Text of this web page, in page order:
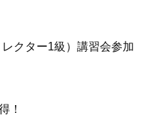
クター1級）講習会参加
！